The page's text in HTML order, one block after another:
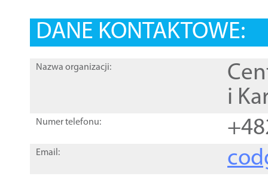
DANE KONTAKTOWE:
Nazwa organizacji:
i
Numer telefonu:
Email: